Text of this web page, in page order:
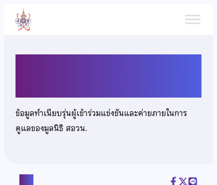
เนื้อหา
ข้อมูลทำเนียบรุ่นผู้เข้าร่วมแข่งขันและค่ายภายในการ
ดูแลของมูลนิธิ สอวน.